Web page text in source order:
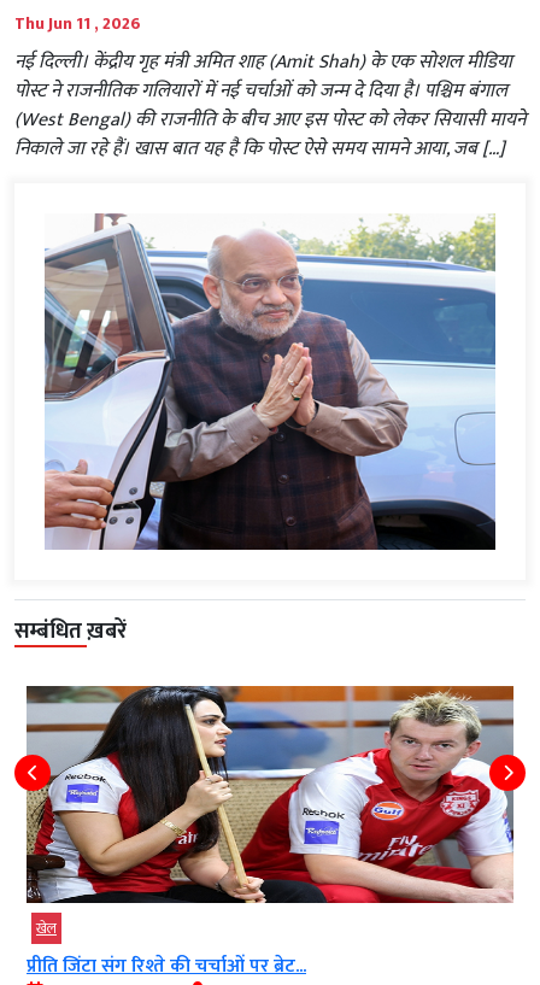
Thu Jun 11 , 2026
नई दिल्ली। केंद्रीय गृह मंत्री अमित शाह (Amit Shah) के एक सोशल मीडिया
पोस्ट ने राजनीतिक गलियारों में नई चर्चाओं को जन्म दे दिया है। पश्चिम बंगाल
(West Bengal) की राजनीति के बीच आए इस पोस्ट को लेकर सियासी मायने
निकाले जा रहे हैं। खास बात यह है कि पोस्ट ऐसे समय सामने आया, जब […]
सम्बंधित ख़बरें
पर ब्रेट...